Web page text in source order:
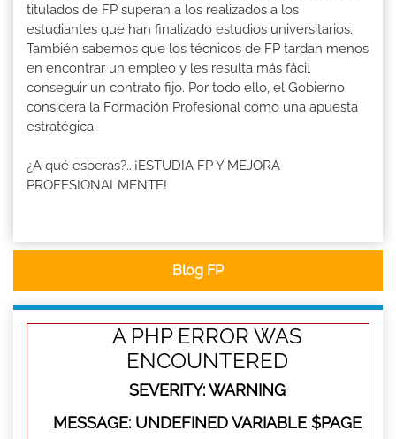
titulados de FP superan a los realizados a los
estudiantes que han finalizado estudios universitarios.
También sabemos que los técnicos de FP tardan menos
en encontrar un empleo y les resulta más fácil
conseguir un contrato fijo. Por todo ello, el Gobierno
considera la Formación Profesional como una apuesta
estratégica.
¿A qué esperas?...¡ESTUDIA FP Y MEJORA
PROFESIONALMENTE!
Blog FP
A PHP ERROR WAS
ENCOUNTERED
SEVERITY: WARNING
MESSAGE: UNDEFINED VARIABLE $PAGE